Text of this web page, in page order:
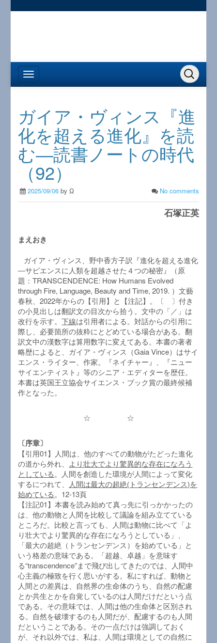
ガイア・ヴィンス『進
化を超える進化』を読
む―読書ノートの時代
（92）
2025/09/06 by Ω No comments
石塚正英
まえおき
ガイア・ヴィンス、野中香方子訳『進化を超える進化
―サピエンスに人類を超越させた４つの秘密』（原
題：TRANSCENDENCE: How Humans Evolved
through Fire, Language, Beauty and Time, 2019. ）文藝
春秋、2022年からの【引用】と【注記】。〔 〕付き
の小見出しは翻訳文の目次から拾う。文中の「／」は
改行を示す。下線は引用者による。対話からの引用に
際し、必要箇所の抜粋にとどめている場合がある。翻
訳文中の漢数字は算用数字に変えてある。本書の著者
略歴によると、ガイア・ヴィンス（Gaia Vince）はサイ
エンス・ライター、作家。『ネイチャー』、『ニュー
サイエンティスト』等のシニア・エディターを歴任。
本書は英国王立協会サイエンス・ブック賞の最終候補
作となった。
☆ ☆
〔序章〕
【引用01】人間は、他のすべての動物がたどった進化
の道から外れ、 より壮大でより驚異的な存在になろう
としている。人間を創造した環境が人間によって変化
するにつれて、
人間は最大の超絶(トランセンデンス)を
始めている。12-13頁
【注記01】本書を読み始めて真っ先に引っかかったの
は、他の動物と人間を比較して議論を組み立てている
ところだ。比較と言っても、人間は動物に比べて「よ
り壮大でより驚異的な存在になろうとしている」、
「最大の超絶（トランセンデンス）を始めている」と
いう格差の意味である。「超越、卓越」を意味す
る“transcendence”まで飛び出してきたのでは、人間中
心主義の極致を行く思いがする。私にすれば、動物と
人間との差異は、自然界の生命体のうち、自然の配慮
とか共生とかを自覚しているのは人間だけだという点
である。その意味では、人間は他の生命体と区別され
る。自然を破壊するのも人間だが、配慮するのも人間
だということである。その一点だけは強調しておく
が、それ以外では、私は、人間は環境としての自然に